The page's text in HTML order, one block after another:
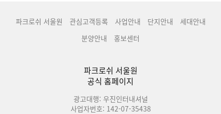
파크로쉬 서울원 관심고객등록 사업안내 단지안내
세대안내
분양안내
홍보센터
파크로쉬 서울원
공식 홈페이지
광고대행: 우진인터내셔널
사업자번호: 142-07-35438